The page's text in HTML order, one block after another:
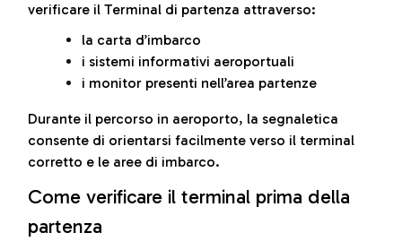
verificare il Terminal di partenza attraverso:
la carta d’imbarco
i sistemi informativi aeroportuali
i monitor presenti nell’area partenze
Durante il percorso in aeroporto, la segnaletica
consente di orientarsi facilmente verso il terminal
corretto e le aree di imbarco.
Come verificare il terminal prima della
partenza